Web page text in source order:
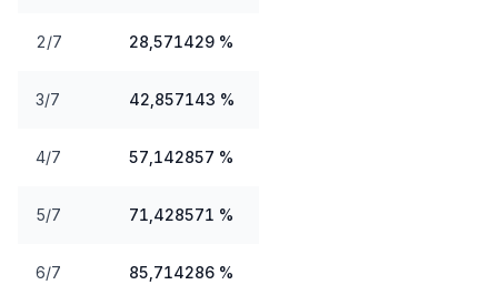
2/7 28,571429 %
3/7 42,857143 %
4/7 57,142857 %
5/7 71,428571 %
6/7 85,714286 %